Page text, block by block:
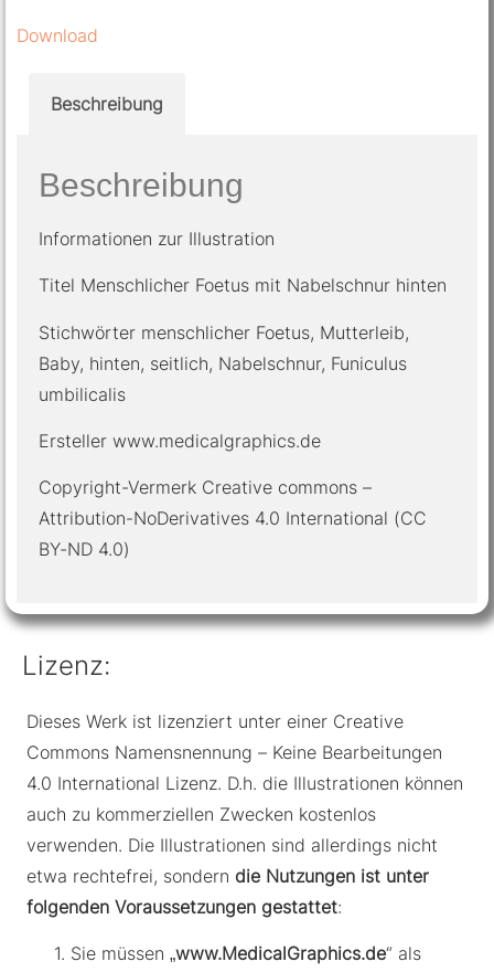
Download
Beschreibung
Beschreibung
Informationen zur Illustration
Titel Menschlicher Foetus mit Nabelschnur hinten
Stichwörter menschlicher Foetus, Mutterleib,
Baby, hinten, seitlich, Nabelschnur, Funiculus
umbilicalis
Ersteller www.medicalgraphics.de
Copyright-Vermerk Creative commons –
Attribution-NoDerivatives 4.0 International (CC
BY-ND 4.0)
Lizenz:
Dieses Werk ist lizenziert unter einer Creative
Commons Namensnennung – Keine Bearbeitungen
4.0 International Lizenz. D.h. die Illustrationen können
auch zu kommerziellen Zwecken kostenlos
verwenden. Die Illustrationen sind allerdings nicht
etwa rechtefrei, sondern die Nutzungen ist unter
folgenden Voraussetzungen gestattet:
Sie müssen „www.MedicalGraphics.de“ als